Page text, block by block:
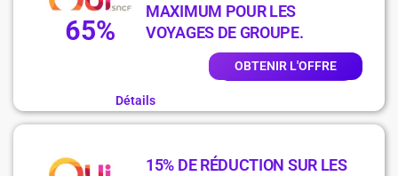
65%
MAXIMUM POUR LES
VOYAGES DE GROUPE.
OBTENIR L'OFFRE
Détails
15% DE RÉDUCTION SUR LES